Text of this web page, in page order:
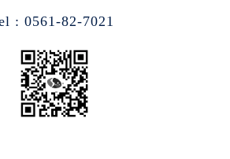
: 0561-82-7021